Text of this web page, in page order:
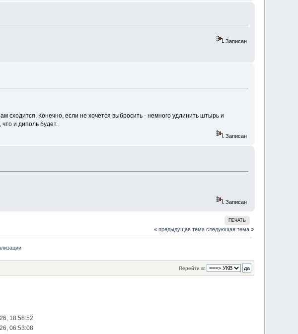
Записан
сходится. Конечно, если не хочется выбросить - немного удлинить штырь и
и диполь будет.
Записан
Записан
ПЕЧАТЬ
« предыдущая тема следующая тема »
Перейти в:
18:58:52
06:53:08